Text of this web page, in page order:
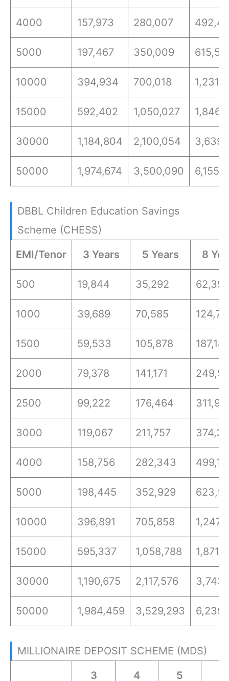
4000 157,973 280,007
5000 197,467 350,009
10000 394,934 700,018
15000 592,402 1,050,027
30000 1,184,804 2,100,054
50000 1,974,674 3,500,090
DBBL Children Education Savings
Scheme (CHESS)
EMI/Tenor
3 Years 5 Years 8
500 19,844 35,292 62,395
1000 39,689 70,585
1500 59,533 105,878
2000 79,378 141,171
2500 99,222 176,464
3000 119,067 211,757
4000 158,756 282,343
5000 198,445 352,929
10000 396,891 705,858
15000 595,337 1,058,788
30000 1,190,675 2,117,576
50000 1,984,459 3,529,293
MILLIONAIRE DEPOSIT SCHEME (MDS)
3
4
5